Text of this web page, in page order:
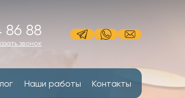
86 88
звонок
Наши работы Контакты